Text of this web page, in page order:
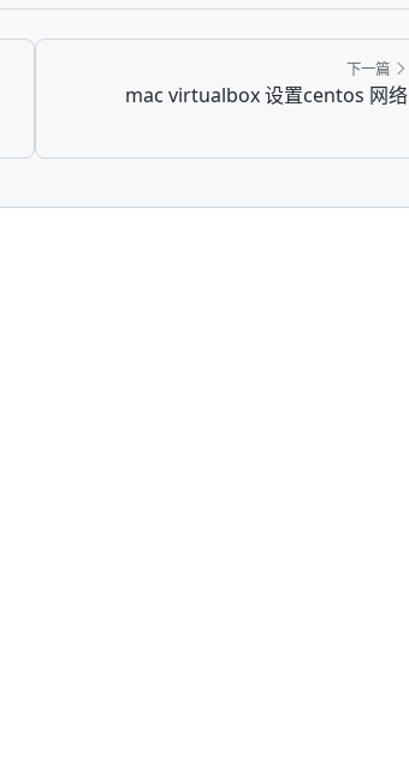
下一篇
mac virtualbox 设置centos 网络